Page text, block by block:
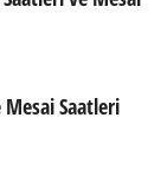
Mesai Saatleri